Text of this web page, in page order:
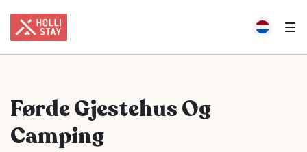
Førde Gjestehus Og
Camping